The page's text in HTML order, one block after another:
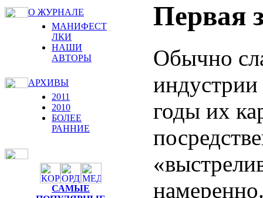
О ЖУРНАЛЕ
МАНИФЕСТ
ЛКИ
НАШИ
АВТОРЫ
АРХИВЫ
2011
2010
БОЛЕЕ
РАННИЕ
САМЫЕ
Первая
Обычно
годы их